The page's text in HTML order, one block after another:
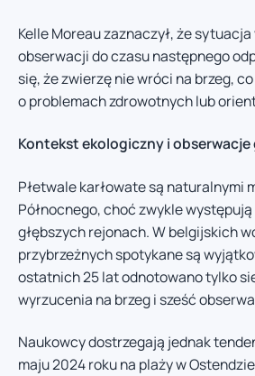
Kelle Moreau zaznaczył, że
obserwacji do czasu następnego
się, że zwierzę nie wróci na brzeg,
o problemach zdrowotnych lub
Kontekst ekologiczny i
Płetwale karłowate są naturalnymi
Północnego, choć zwykle
głębszych rejonach. W belgijskich
przybrzeżnych spotykane są
ostatnich 25 lat odnotowano tylko
wyrzucenia na brzeg i sześć
Naukowcy dostrzegają jednak
maju 2024 roku na plaży w